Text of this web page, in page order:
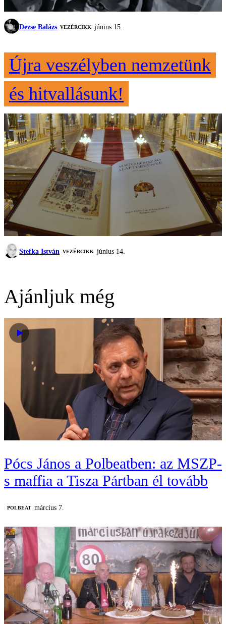
Dezse Balázs VEZÉRCIKK június 15.
Újra veszélyben nemzetünk
és hitvallásunk!
Stefka István VEZÉRCIKK június 14.
Ajánljuk még
Pócs János a Polbeatben: az MSZP-
s maffia a Tisza Pártban él tovább
‎POLBEAT március 7.